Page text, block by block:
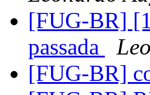
[FUG-BR]
passada
[FUG-BR]